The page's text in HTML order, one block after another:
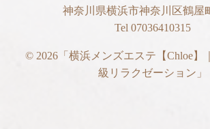
神奈川県横浜市神奈川区鶴屋
Tel 07036410315
© 2026 「横浜メンズエステ【Chloe】
級リラクゼーション」